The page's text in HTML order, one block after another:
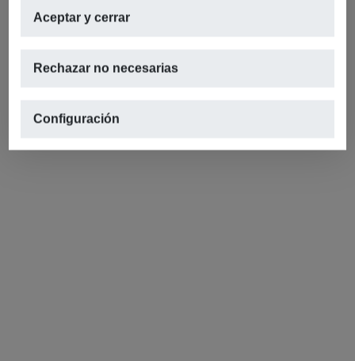
Aceptar y cerrar
Rechazar no necesarias
Configuración